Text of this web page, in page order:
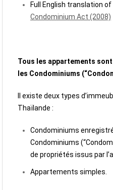
Full English translation
Condominium Act (2008)
Tous les appartements
les Condominiums
Il existe deux types
Thaïlande :
Condominiums
Condominiums
de propriétés issus par
Appartements simples.